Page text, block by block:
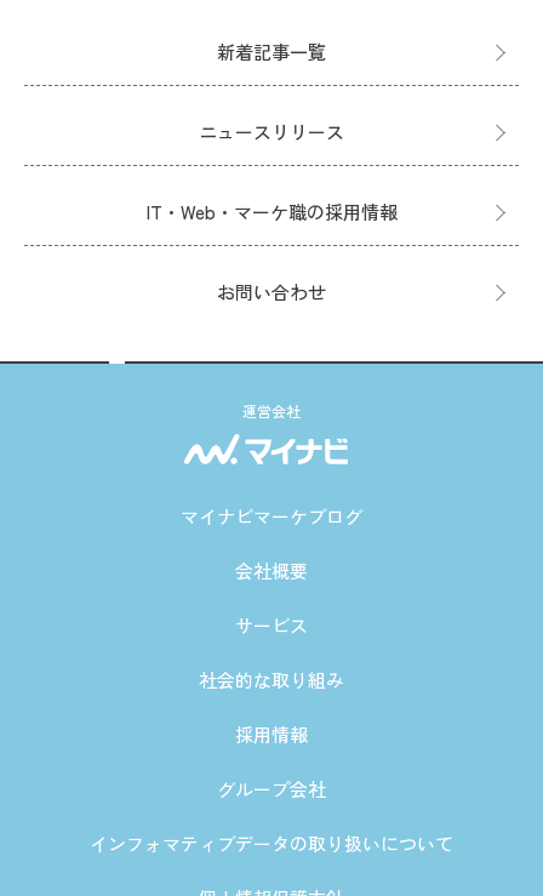
新着記事一覧
ニュースリリース
IT・Web・マーケ職の採用情報
お問い合わせ
運営会社
マイナビマーケブログ
会社概要
サービス
社会的な取り組み
採用情報
グループ会社
インフォマティブデータの取り扱いについて